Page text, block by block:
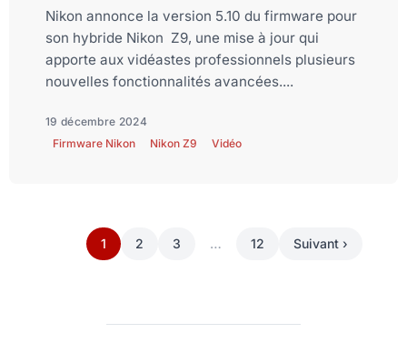
Nikon annonce la version 5.10 du firmware pour
son hybride Nikon Z9, une mise à jour qui
apporte aux vidéastes professionnels plusieurs
nouvelles fonctionnalités avancées....
19 décembre 2024
Firmware Nikon
Nikon Z9 Vidéo
1 2 3 … 12 Suivant ›